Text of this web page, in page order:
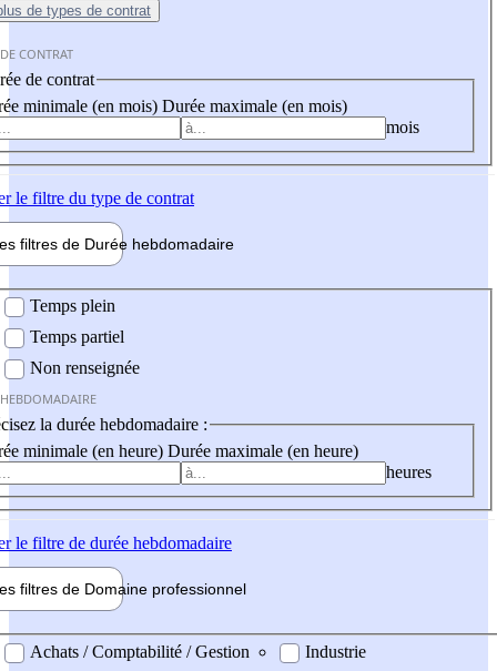
de types de contrat
CONTRAT
de contrat
minimale (en mois) Durée maximale (en mois)
mois
le filtre du type de contrat
filtres de Durée hebdomadaire
Temps plein
Temps partiel
Non renseignée
la durée hebdomadaire :
minimale (en heure) Durée maximale (en heure)
heures
le filtre de durée hebdomadaire
filtres de Domaine professionnel
professionel
Achats / Comptabilité / Gestion
Industrie